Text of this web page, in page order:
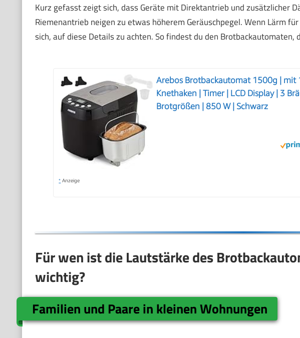
Kurz gefasst zeigt sich, dass Geräte mit Direktantrieb und zusätzlicher
Riemenantrieb neigen zu etwas höherem Geräuschpegel. Wenn Lärm
sich, auf diese Details zu achten. So findest du den
Arebos Brotbackautomat 1500g | mit
Knethaken | Timer | LCD Display | 3
Brotgrößen | 850 W | Schwarz
* Anzeige
Für wen ist die Lautstärke des
wichtig?
Familien und Paare in kleinen Wohnungen